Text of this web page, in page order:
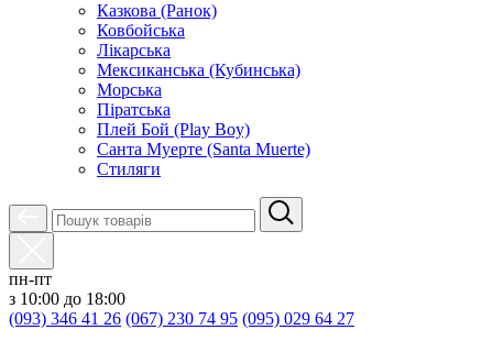
Казкова (Ранок)
Ковбойська
Лікарська
Мексиканська (Кубинська)
Морська
Піратська
Плей Бой (Play Boy)
Санта Муерте (Santa Muerte)
Стиляги
пн-пт
з 10:00 до 18:00
(093) 346 41 26 (067) 230 74 95 (095) 029 64 27